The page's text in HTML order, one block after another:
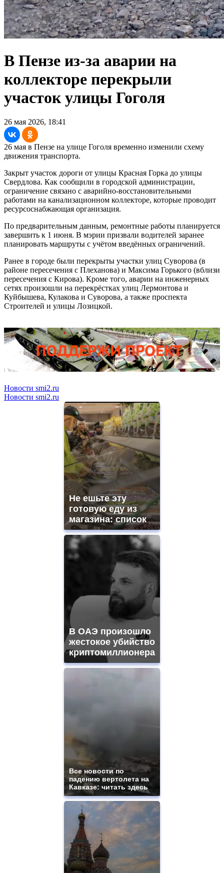
В Пензе из-за аварии на
коллекторе перекрыли
участок улицы Гоголя
26 мая 2026, 18:41
26 мая в Пензе на улице Гоголя временно изменили схему
движения транспорта.
Закрыт участок дороги от улицы Красная Горка до улицы
Свердлова. Как сообщили в городской администрации,
ограничение связано с аварийно-восстановительными
работами на канализационном коллекторе, которые проводит
ресурсоснабжающая организация.
По предварительным данным, ремонтные работы планируется
завершить к 1 июня. В мэрии призвали водителей заранее
планировать маршруты с учётом введённых ограничений.
Ранее в городе были перекрыты участки улиц Суворова (в
районе пересечения с Плеханова) и Максима Горького (вблизи
пересечения с Кирова). Кроме того, аварии на инженерных
сетях произошли на перекрёстках улиц Лермонтова и
Куйбышева, Кулакова и Суворова, а также проспекта
Строителей и улицы Лозицкой.
Новости smi2.ru
Новости smi2.ru
Не ешьте эту
готовую еду из
магазина: список
В ОАЭ произошло
жестокое убийство
криптомиллионера
Все новости по
падению вертолета на
Кавказе: читать здесь